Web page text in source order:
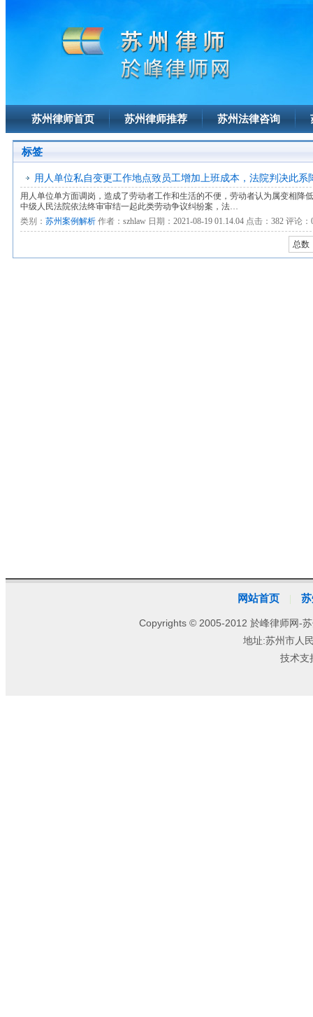
苏州律师首页 苏州律师推荐 苏州法律咨询
标签
用人单位私自变更工作地点致员工增加上班成本，法院判决此
用人单位单方面调岗，造成了劳动者工作和生活的不便，劳动者认为属变相
中级人民法院依法终审审结一起此类劳动争议纠纷案，法…
类别： 苏州案例解析 作者： szhlaw 日期： 2021-08-19 01.14.04 点击： 382 评论：
总数
网站首页
Copyrights © 2005-2012 於峰律师网-
地址:苏州市人
技术支